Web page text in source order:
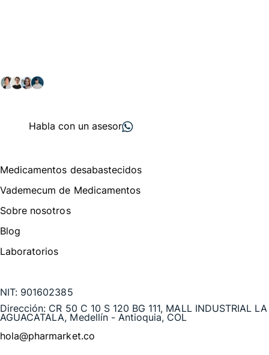
Habla con un asesor
Medicamentos desabastecidos
Vademecum de Medicamentos
Sobre nosotros
Blog
Laboratorios
NIT: 901602385
Dirección: CR 50 C 10 S 120 BG 111, MALL INDUSTRIAL LA
AGUACATALA, Medellín - Antioquia, COL
hola@pharmarket.co